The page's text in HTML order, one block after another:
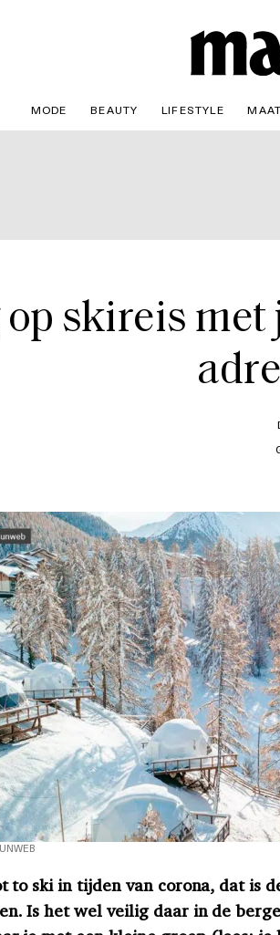
MODE BEAUTY LIFESTYLE
skireis met
to ski in tijden van corona, dat is
Is het wel veilig daar in de